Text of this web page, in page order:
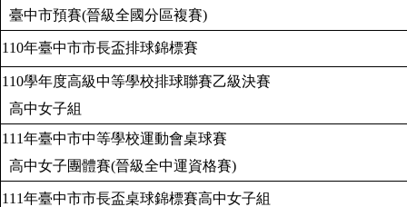
臺中市預賽(晉級全國分區複賽)
110年臺中市市長盃排球錦標賽
110學年度高級中等學校排球聯賽乙級決賽
高中女子組
111年臺中市中等學校運動會桌球賽
高中女子團體賽(晉級全中運資格賽)
111年臺中市市長盃桌球錦標賽高中女子組